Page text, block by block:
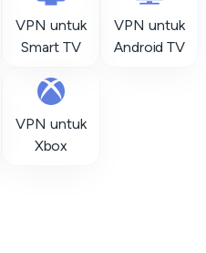
VPN untuk
Smart TV
VPN untuk
Android TV
VPN untuk
Xbox